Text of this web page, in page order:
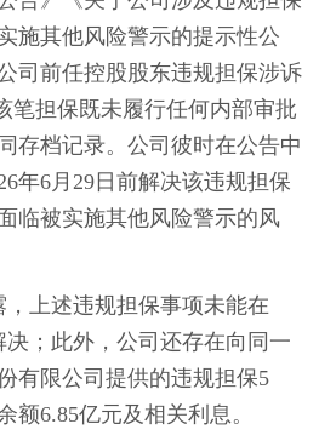
施其他风险警示的提示性公
司前任控股股东违规担保涉诉
笔担保既未履行任何内部审批
存档记录。公司彼时在公告中
年6月29日前解决该违规担保
临被实施其他风险警示的风
，上述违规担保事项未能在
决；此外，公司还存在向同一
有限公司提供的违规担保5
额6.85亿元及相关利息。